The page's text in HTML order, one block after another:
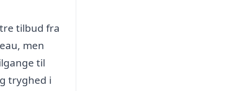
tilbud fra
men
til
tryghed i